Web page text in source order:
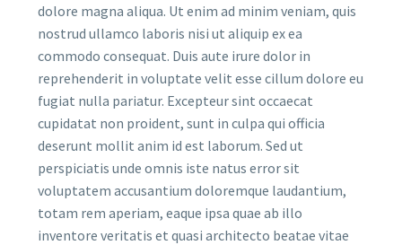
dolore magna aliqua. Ut enim ad minim veniam, quis
nostrud ullamco laboris nisi ut aliquip ex ea
commodo consequat. Duis aute irure dolor in
reprehenderit in voluptate velit esse cillum dolore eu
fugiat nulla pariatur. Excepteur sint occaecat
cupidatat non proident, sunt in culpa qui officia
deserunt mollit anim id est laborum. Sed ut
perspiciatis unde omnis iste natus error sit
voluptatem accusantium doloremque laudantium,
totam rem aperiam, eaque ipsa quae ab illo
inventore veritatis et quasi architecto beatae vitae